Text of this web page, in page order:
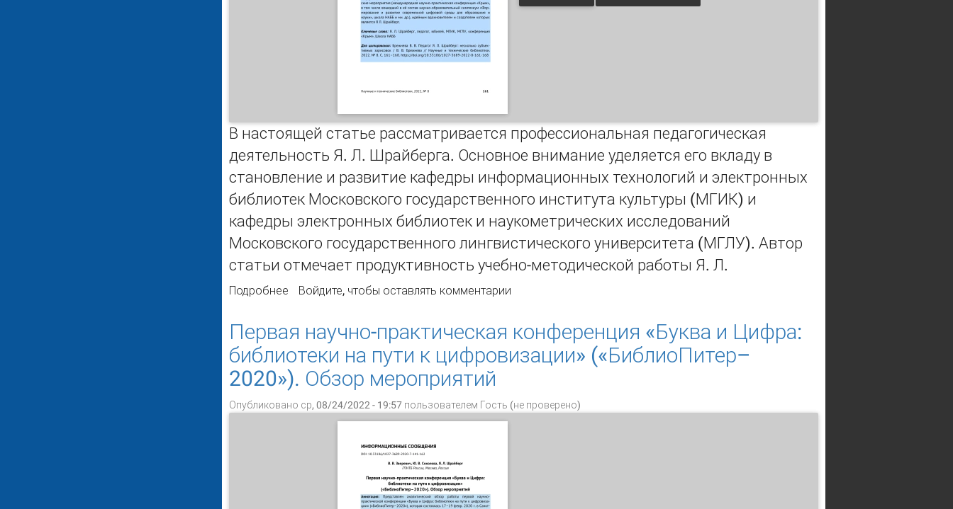
В настоящей статье рассматривается профессиональная педагогическая
деятельность Я. Л. Шрайберга. Основное внимание уделяется его вкладу в
становление и развитие кафедры информационных технологий и электронных
библиотек Московского государственного института культуры (МГИК) и
кафедры электронных библиотек и наукометрических исследований
Московского государственного лингвистического университета (МГЛУ). Автор
статьи отмечает продуктивность учебно-методической работы Я. Л.
Подробнее о Педагог Я. Л. Шрайберг: несколько субъективных зарисовок
Войдите, чтобы оставлять комментарии
Первая научно-практическая конференция «Буква и Цифра:
библиотеки на пути к цифровизации» («БиблиоПитер–
2020»). Обзор мероприятий
Опубликовано ср, 08/24/2022 - 19:57 пользователем Гость (не проверено)